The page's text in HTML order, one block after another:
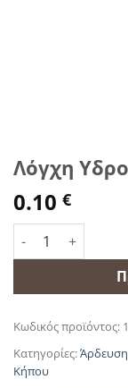
Λόγχη
0.10 €
Λόγχη
Κωδικός προϊόντος:
Κατηγορίες:
Κήπου